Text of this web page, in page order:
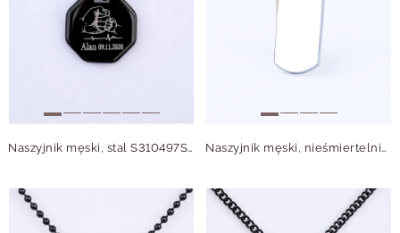
Naszyjnik męski, stal S310497S00 Naszyjnik męski, nieśmiertelnik, stal S310495M00